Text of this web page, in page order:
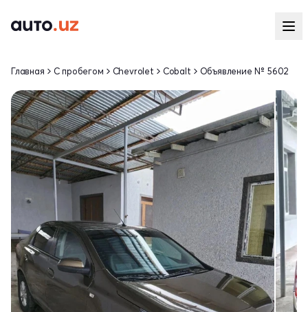
Главная С пробегом Chevrolet Cobalt Объявление № 5602